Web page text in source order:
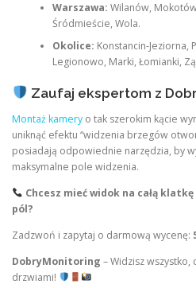
Warszawa: Wilanów,
Śródmieście, Wola.
Okolice: Konstancin-Jeziorna,
Legionowo, Marki, Łomianki,
Zaufaj ekspertom z
Montaż kamery o tak szerokim kącie
uniknąć efektu “widzenia brzegów
posiadają odpowiednie narzędzia, by
maksymalne pole widzenia.
Chcesz mieć widok na całą
pól?
Zadzwoń i zapytaj o darmową wycenę:
DobryMonitoring – Widzisz
drzwiami!